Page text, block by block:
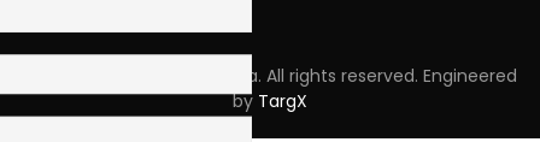
Copyright © 2023 Skpro, Lda. All rights reserved. Engineered
by TargX